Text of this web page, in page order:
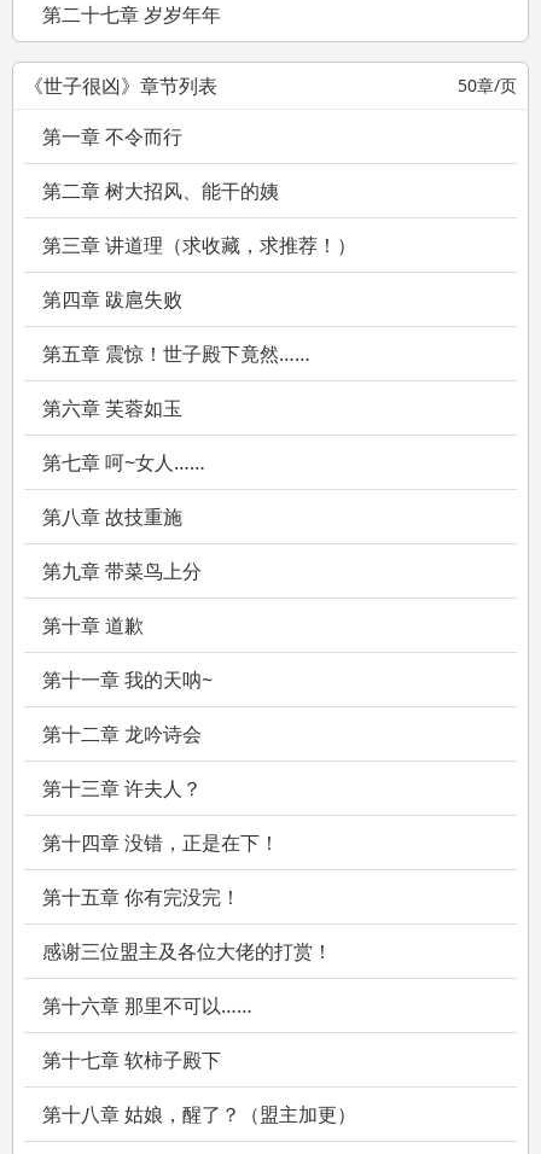
第二十七章 岁岁年年
《世子很凶》章节列表 50章/页
第一章 不令而行
第二章 树大招风、能干的姨
第三章 讲道理（求收藏，求推荐！）
第四章 跋扈失败
第五章 震惊！世子殿下竟然……
第六章 芙蓉如玉
第七章 呵~女人……
第八章 故技重施
第九章 带菜鸟上分
第十章 道歉
第十一章 我的天呐~
第十二章 龙吟诗会
第十三章 许夫人？
第十四章 没错，正是在下！
第十五章 你有完没完！
感谢三位盟主及各位大佬的打赏！
第十六章 那里不可以……
第十七章 软柿子殿下
第十八章 姑娘，醒了？（盟主加更）